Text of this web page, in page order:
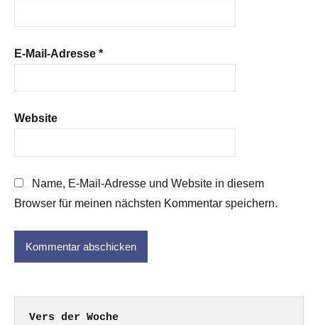
E-Mail-Adresse *
Website
Name, E-Mail-Adresse und Website in diesem
Browser für meinen nächsten Kommentar speichern.
Vers der Woche